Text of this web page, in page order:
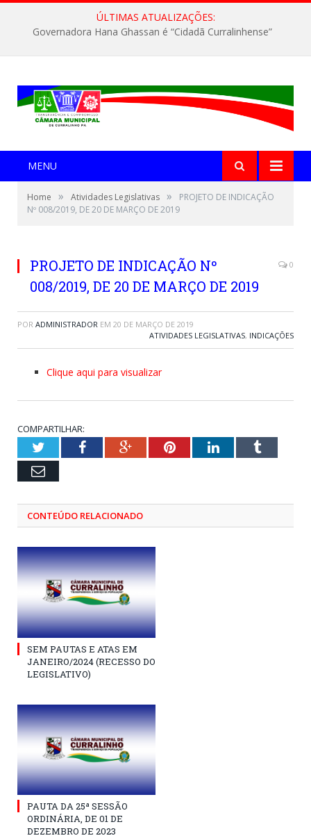
ÚLTIMAS ATUALIZAÇÕES:
Governadora Hana Ghassan é “Cidadã Curralinhense”
MENU
Home » Atividades Legislativas »
PROJETO DE INDICAÇÃO
Nº 008/2019, DE 20 DE MARÇO DE 2019
PROJETO DE INDICAÇÃO Nº
008/2019, DE 20 DE MARÇO DE 2019
0
POR ADMINISTRADOR EM 20 DE MARÇO DE 2019
ATIVIDADES LEGISLATIVAS, INDICAÇÕES
Clique aqui para visualizar
COMPARTILHAR:
TwitterFacebookGoogle+PinterestLinkedInTumblr
Email
CONTEÚDO RELACIONADO
SEM PAUTAS E ATAS EM
JANEIRO/2024 (RECESSO DO
LEGISLATIVO)
PAUTA DA 25ª SESSÃO
ORDINÁRIA, DE 01 DE
DEZEMBRO DE 2023